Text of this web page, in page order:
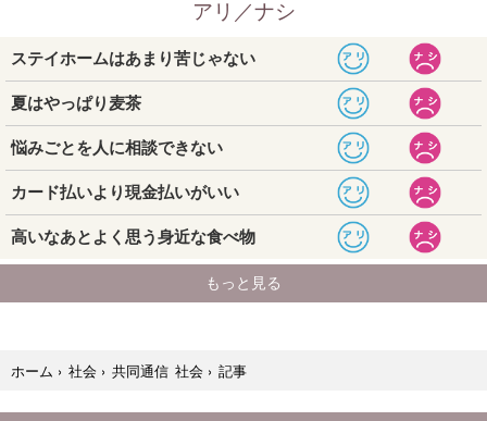
ホーム › 社会 › 共同通信 社会 › 記事